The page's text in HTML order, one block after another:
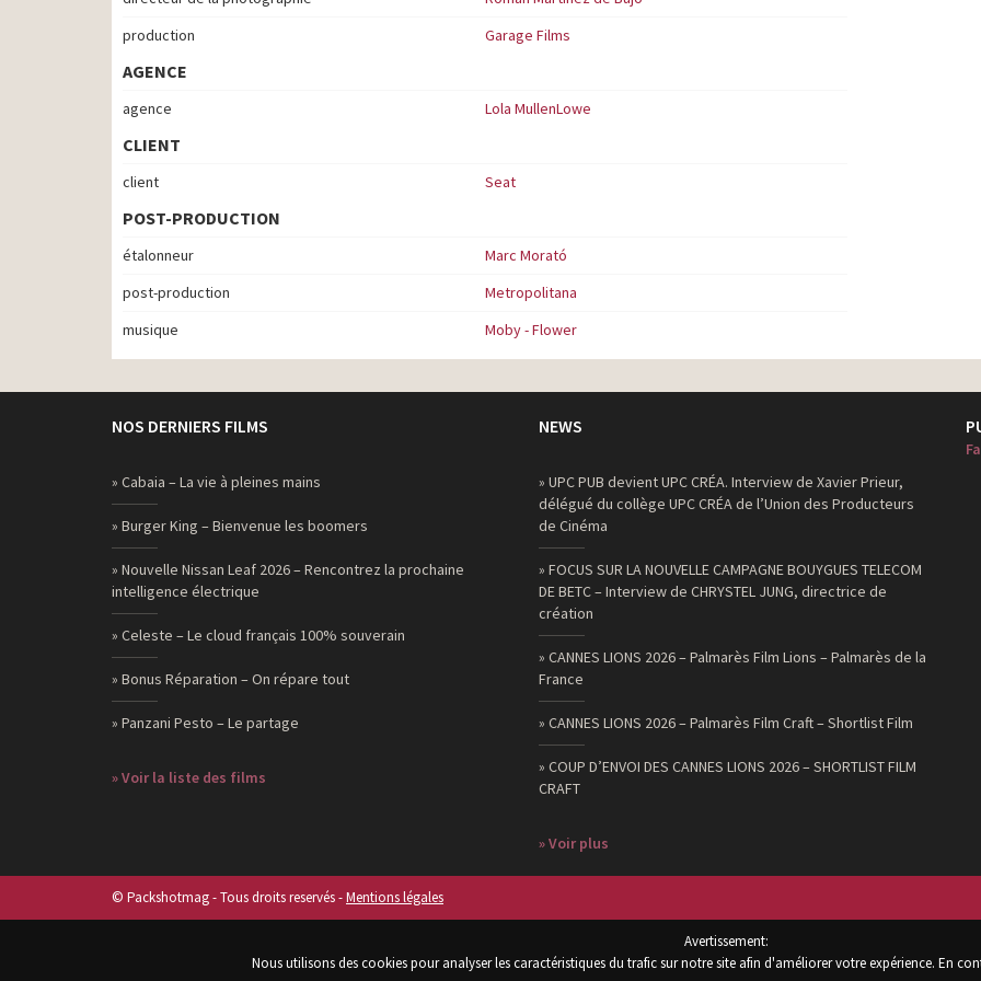
production
Garage Films
AGENCE
agence Lola MullenLowe
CLIENT
client Seat
POST-PRODUCTION
étalonneur
Marc Morató
post-production
Metropolitana
musique
Moby - Flower
NOS DERNIERS FILMS
» Cabaia – La vie à pleines mains
» Burger King – Bienvenue les boomers
» Nouvelle Nissan Leaf 2026 – Rencontrez la prochaine
intelligence électrique
» Celeste – Le cloud français 100% souverain
» Bonus Réparation – On répare tout
» Panzani Pesto – Le partage
» Voir la liste des films
NEWS
» UPC PUB devient UPC CRÉA. Interview de Xavier Prieur,
délégué du collège UPC CRÉA de l’Union des Producteurs
de Cinéma
» FOCUS SUR LA NOUVELLE CAMPAGNE BOUYGUES TELECOM
DE BETC – Interview de CHRYSTEL JUNG, directrice de
création
» CANNES LIONS 2026 – Palmarès Film Lions – Palmarès de la
France
» CANNES LIONS 2026 – Palmarès Film Craft – Shortlist Film
» COUP D’ENVOI DES CANNES LIONS 2026 – SHORTLIST FILM
CRAFT
» Voir plus
© Packshotmag - Tous droits reservés -Mentions légales
Avertissement:
Nous utilisons des cookies pour analyser les caractéristiques du trafic sur notre site afin d'améliorer votre expérience. En